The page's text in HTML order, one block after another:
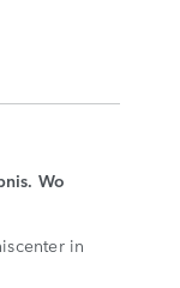
Wo
in